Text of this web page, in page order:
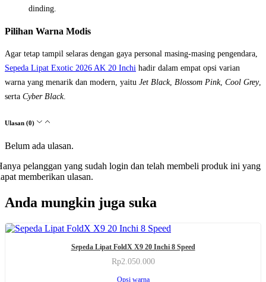
dinding.
Pilihan Warna Modis
Agar tetap tampil selaras dengan gaya personal masing-masing pengendara,
Sepeda Lipat Exotic 2026 AK 20 Inchi hadir dalam empat opsi varian
warna yang menarik dan modern, yaitu Jet Black, Blossom Pink, Cool Grey,
serta Cyber Black.
Ulasan (0)
Belum ada ulasan.
pelanggan yang sudah login dan telah membeli produk ini yang
memberikan ulasan.
Anda mungkin juga suka
Sepeda Lipat FoldX X9 20 Inchi 8 Speed
Rp2.050.000
Opsi warna